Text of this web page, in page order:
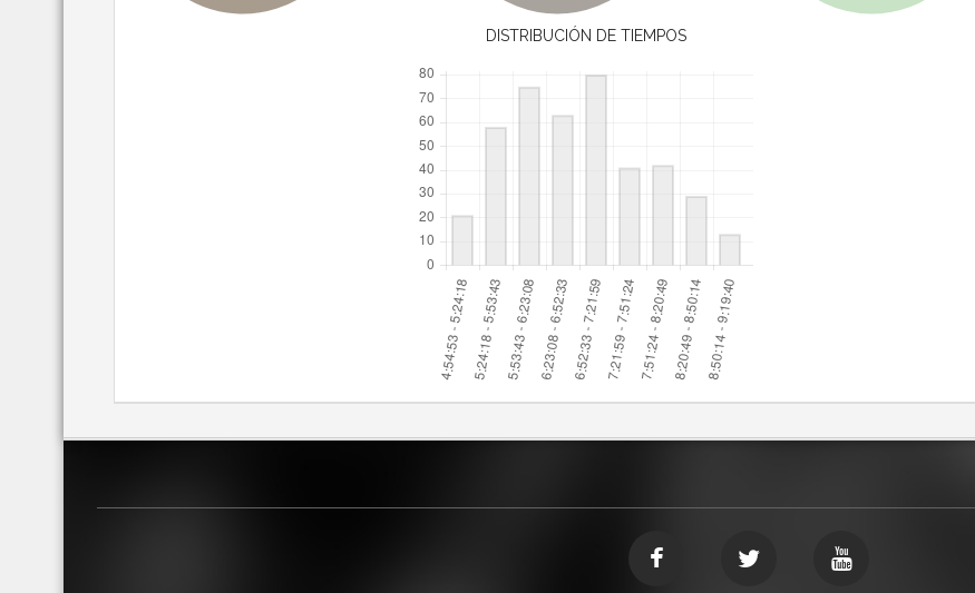
DISTRIBUCIÓN DE TIEMPOS